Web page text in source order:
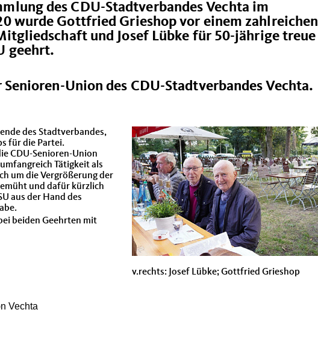
des CDU-Stadtverbandes Vechta im
wurde Gottfried Grieshop vor einem zahlreichen
und Josef Lübke für 50-jährige treue
geehrt.
Union des CDU-Stadtverbandes Vechta.
v.rechts: Josef Lübke; Gottfried Grieshop
des Stadtverbandes,
für die Partei.
CDU-Senioren-Union
Tätigkeit als
um die Vergrößerung der
und dafür kürzlich
aus der Hand des
beiden Geehrten mit
Vechta